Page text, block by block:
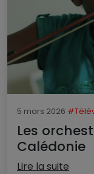
5 mars 2026
Les
Calédonie
Lire la suite